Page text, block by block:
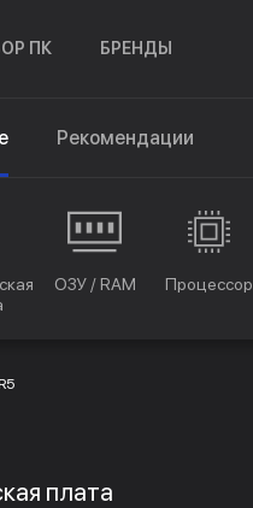
ПК БРЕНДЫ
Рекомендации
ОЗУ / RAM Процессор
плата